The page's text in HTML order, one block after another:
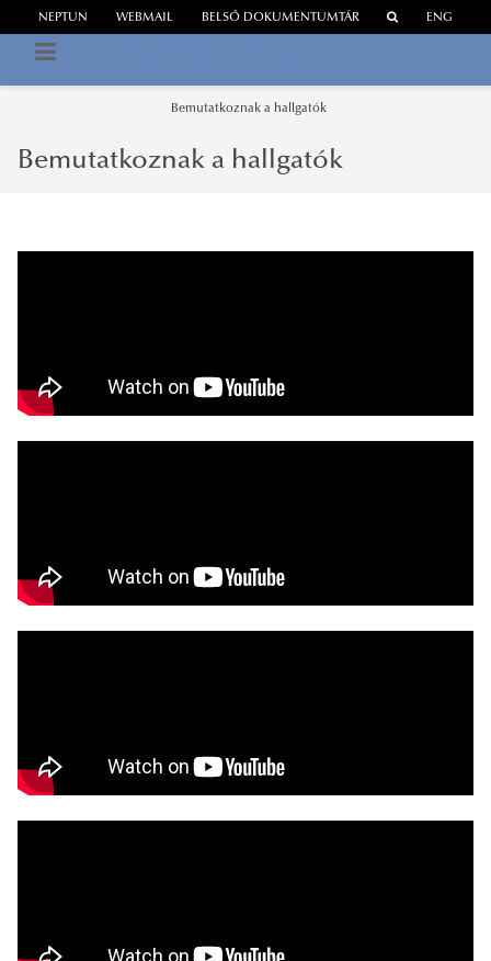
WEBMAIL
NEPTUN BELSŐ DOKUMENTUMTÁR ENG
Bemutatkoznak a hallgatók
Bemutatkoznak a hallgatók